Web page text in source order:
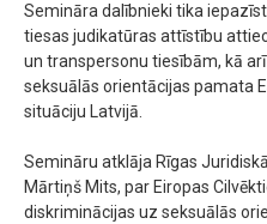
Semināra dalībnieki tika
tiesas judikatūras attīstību
un transpersonu tiesībām, kā
seksuālās orientācijas pamata
situāciju Latvijā.
Semināru atklāja Rīgas
Mārtiņš Mits, par Eiropas
diskriminācijas uz seksuālās